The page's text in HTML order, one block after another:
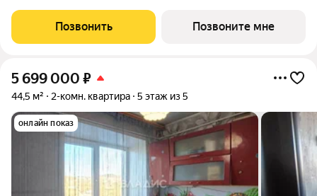
на 13-м этаже, в жилом комплексе "Рябиновая Роща".Квартиры
без отделки. Доступность опции
Позвонить Позвоните мне
5 699 000 ₽
44,5 м² 2-комн. квартира 5 этаж из 5
онлайн показ